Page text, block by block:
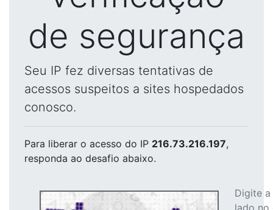
de segurança
Seu IP fez diversas tentativas de
acessos suspeitos a sites hospedados
conosco.
Para liberar o acesso do IP 216.73.216.197,
responda ao desafio abaixo.
Digite
lado no